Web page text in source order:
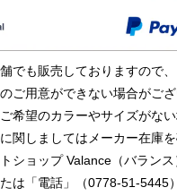
でも販売しておりますので
ご用意ができない場合がご
希望のカラーやサイズがな
関しましてはメーカー在庫
ショップ Valance（バランス
たは「電話」（0778-51-5445